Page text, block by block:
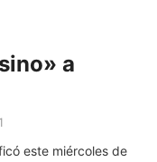
a
este miércoles de